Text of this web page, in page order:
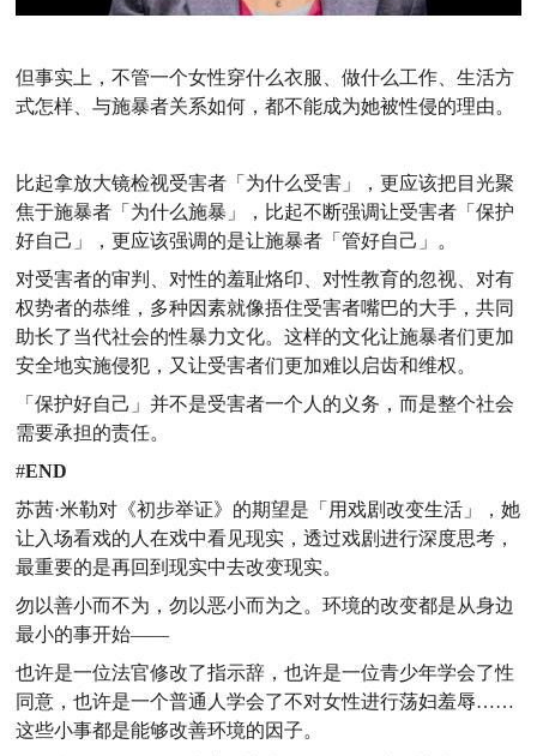
但事实上，不管一个女性穿什么衣服、做什么工作、生活方
式怎样、与施暴者关系如何，都不能成为她被性侵的理由。
比起拿放大镜检视受害者「为什么受害」，更应该把目光聚
焦于施暴者「为什么施暴」，比起不断强调让受害者「保护
好自己」，更应该强调的是让施暴者「管好自己」。
对受害者的审判、对性的羞耻烙印、对性教育的忽视、对有
权势者的恭维，多种因素就像捂住受害者嘴巴的大手，共同
助长了当代社会的性暴力文化。这样的文化让施暴者们更加
安全地实施侵犯，又让受害者们更加难以启齿和维权。
「保护好自己」并不是受害者一个人的义务，而是整个社会
需要承担的责任。
#END
苏茜·米勒对《初步举证》的期望是「用戏剧改变生活」，她
让入场看戏的人在戏中看见现实，透过戏剧进行深度思考，
最重要的是再回到现实中去改变现实。
勿以善小而不为，勿以恶小而为之。环境的改变都是从身边
最小的事开始——
也许是一位法官修改了指示辞，也许是一位青少年学会了性
同意，也许是一个普通人学会了不对女性进行荡妇羞辱……
这些小事都是能够改善环境的因子。